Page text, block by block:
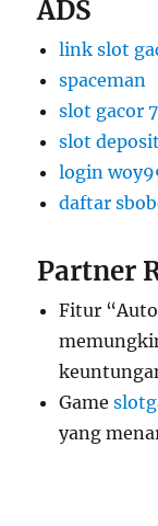
ADS
link slot
spaceman
slot gacor
slot
login
daftar
Partner
Fitur
Game
yang